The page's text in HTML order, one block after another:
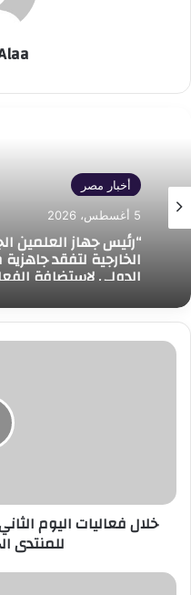
أخبار مصر
5 أغسطس، 2026
“رئيس جهاز العلمين
الخارجية لتفقد
الدولي لاستضافة
خلال
عشر
للمنتدىخلال فعاليات اليوم
للمنتدى
وزير